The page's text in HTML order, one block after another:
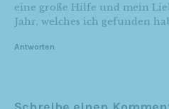
eine große Hilfe und mein
Jahr, welches ich gefunden
Antworten